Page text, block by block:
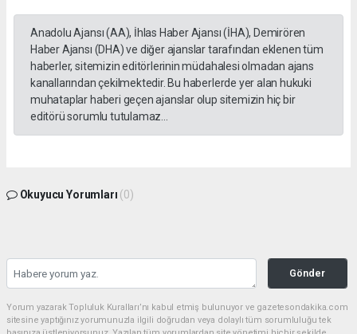
Anadolu Ajansı (AA), İhlas Haber Ajansı (İHA), Demirören
Haber Ajansı (DHA) ve diğer ajanslar tarafından eklenen tüm
haberler, sitemizin editörlerinin müdahalesi olmadan ajans
kanallarından çekilmektedir. Bu haberlerde yer alan hukuki
muhataplar haberi geçen ajanslar olup sitemizin hiç bir
editörü sorumlu tutulamaz...
Okuyucu Yorumları (0)
Gönder
Yorum yazarak Topluluk Kuralları’nı kabul etmiş bulunuyor ve gazetesondakika.com
sitesine yaptığınız yorumunuzla ilgili doğrudan veya dolaylı tüm sorumluluğu tek